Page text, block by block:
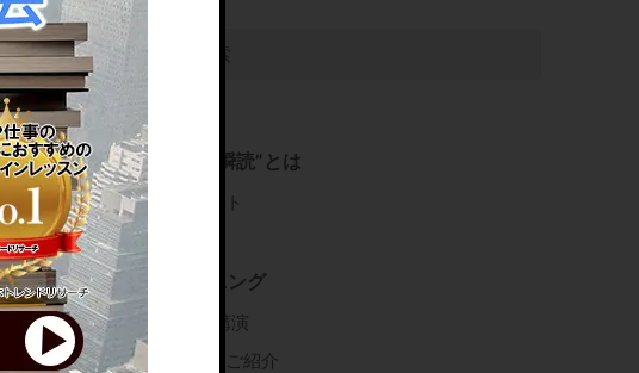
右脳速読法”瞬読”とは
推薦コメント
書籍紹介
瞬読トレーニング
企業研修/講演
瞬読講師のご紹介